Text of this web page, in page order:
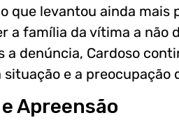
que levantou ainda mais
a família da vítima a não
denúncia, Cardoso
e a preocupação
Apreensão